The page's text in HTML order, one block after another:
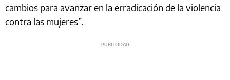
cambios para avanzar en la erradicación de la violencia
contra las mujeres”.